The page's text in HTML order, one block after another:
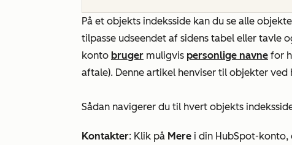
På et objekts indeksside kan du se alle
tilpasse udseendet af sidens tabel eller tavle
konto bruger muligvis personlige navne for
aftale). Denne artikel henviser til objekter
Sådan navigerer du til hvert objekts
Kontakter: Klik på Mere i din HubSpot-